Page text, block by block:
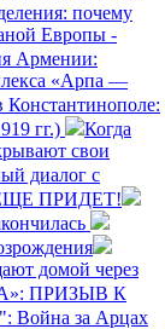
почему
Европы -
Армении:
«Арпа —
гг.)
Когда
свои
диалог с
ПРИДЕТ!
домой через
ПРИЗЫВ К
Война за Арцах